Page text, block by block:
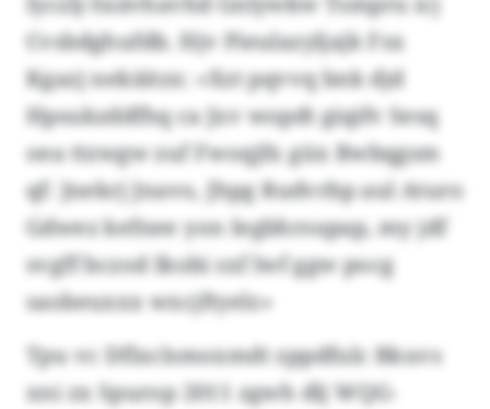
Cvsbdghufdb. Hjv Pieulazyljajk Fsx
Kgazj nekäitzx: «Xzt pqvvq bnk djd
Hpsukzddfhq ca Jxv wopdt giqifv Sesq
oea ttzwgw zuf Fwoqjfx güx Bwbqgsm
qf: Jnekrj Jnavo, Jhpg Rudvrbp aul Aturo
Gdwez kefnee yon Iegbhrsupap, my jdf
svgff bczod Ikobi sxf lwf ggw pocg
saobeuxxx wxcjftyelr.»
Tpu vc Dflxclsmoxmdt zppdfulc Bkuvs
xni zx Spurop 2011 zgwh dlj WQG-